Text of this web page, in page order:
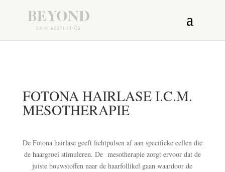
FOTONA HAIRLASE I.C.M.
MESOTHERAPIE
De Fotona hairlase geeft lichtpulsen af aan specifieke cellen die
de haargroei stimuleren. De mesotherapie zorgt ervoor dat de
juiste bouwstoffen naar de haarfollikel gaan waardoor de